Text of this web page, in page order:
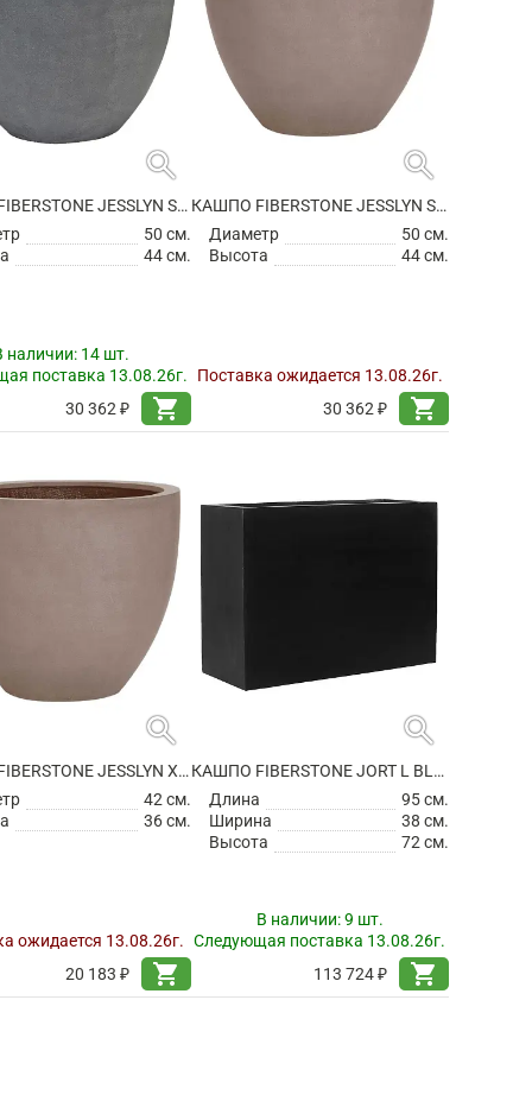
search
КАШПО FIBERSTONE JESSLYN S GREY
50 см.
44 см.
наличии: 14 шт.
поставка 13.08.26г.
30 362 ₽
shopping_cart
search
КАШПО FIBERSTONE JESSLYN S, TAUPE
Диаметр
50 см.
Высота
44 см.
Поставка ожидается 13.08.26г.
30 362 ₽
shopping_cart
search
КАШПО FIBERSTONE JESSLYN XS, TAUPE
42 см.
36 см.
ожидается 13.08.26г.
20 183 ₽
shopping_cart
search
КАШПО FIBERSTONE JORT L BLACK
Длина
95 см.
Ширина
38 см.
Высота
72 см.
В наличии:9 шт.
Следующая поставка 13.08.26г.
113 724 ₽
shopping_cart